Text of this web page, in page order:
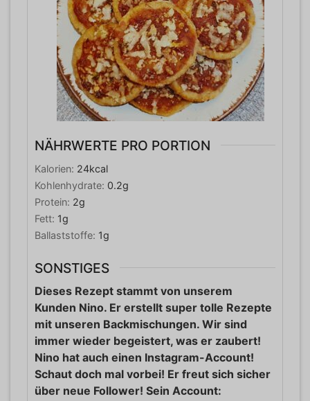
NÄHRWERTE PRO PORTION
Kalorien: 24kcal
Kohlenhydrate: 0.2g
Protein: 2g
Fett: 1g
Ballaststoffe: 1g
SONSTIGES
Dieses Rezept stammt von unserem
Kunden Nino. Er erstellt super tolle Rezepte
mit unseren Backmischungen. Wir sind
immer wieder begeistert, was er zaubert!
Nino hat auch einen Instagram-Account!
Schaut doch mal vorbei! Er freut sich sicher
über neue Follower! Sein Account: